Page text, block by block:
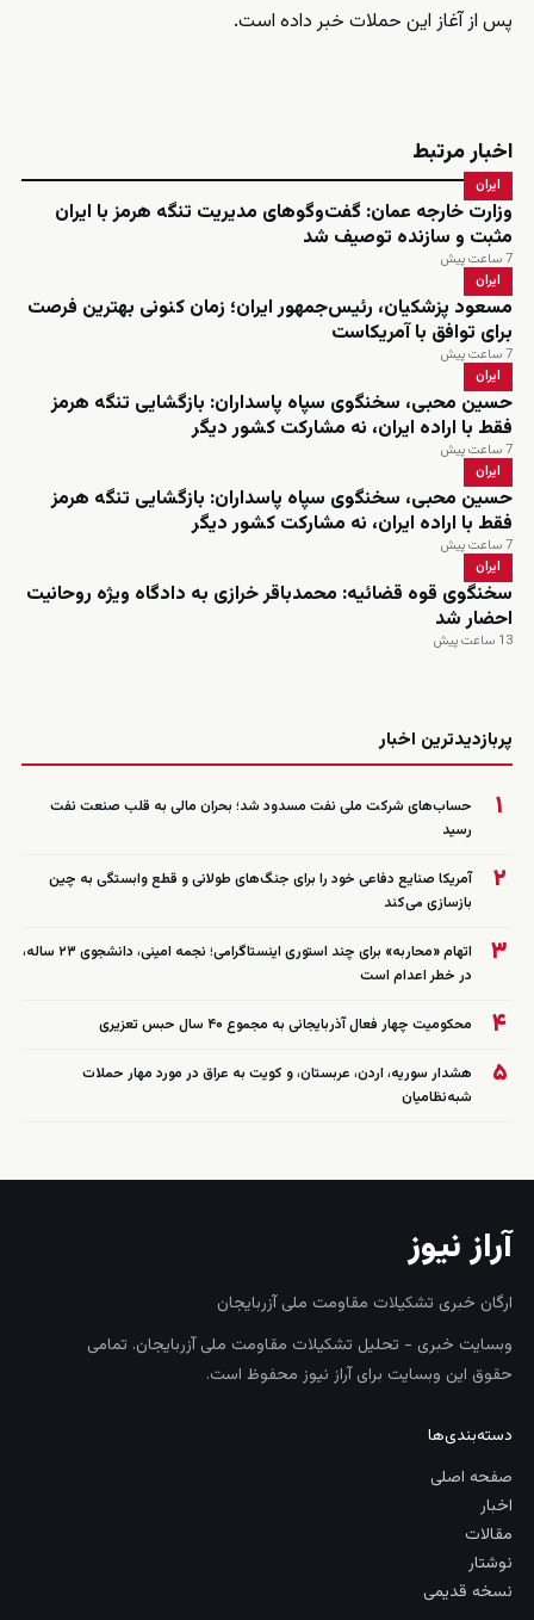
پس از آغاز این حملات خبر داده است.
اخبار مرتبط
ایران
وزارت خارجه عمان: گفت‌وگوهای مدیریت تنگه هرمز با ایران
مثبت و سازنده توصیف شد
7 ساعت پیش
ایران
مسعود پزشکیان، رئیس‌جمهور ایران؛ زمان کنونی بهترین فرصت
برای توافق با آمریکاست
7 ساعت پیش
ایران
حسین محبی، سخنگوی سپاه پاسداران: بازگشایی تنگه هرمز
فقط با اراده ایران، نه مشارکت کشور دیگر
7 ساعت پیش
ایران
حسین محبی، سخنگوی سپاه پاسداران: بازگشایی تنگه هرمز
فقط با اراده ایران، نه مشارکت کشور دیگر
7 ساعت پیش
ایران
سخنگوی قوه قضائیه: محمدباقر خرازی به دادگاه ویژه روحانیت
احضار شد
13 ساعت پیش
پربازدیدترین اخبار
۱
حساب‌های شرکت ملی نفت مسدود شد؛ بحران مالی به قلب صنعت نفت
رسید
۲
آمریکا صنایع دفاعی خود را برای جنگ‌های طولانی و قطع وابستگی به چین
بازسازی می‌کند
۳
اتهام «محاربه» برای چند استوری اینستاگرامی؛ نجمه امینی، دانشجوی ۲۳ ساله،
در خطر اعدام است
۴ محکومیت چهار فعال آذربایجانی به مجموع ۴۰ سال حبس تعزیری
۵
هشدار سوریه، اردن، عربستان، و کویت به عراق در مورد مهار حملات
شبه‌نظامیان
آراز نیوز
ارگان خبری تشکیلات مقاومت ملی آزربایجان
وبسایت خبری - تحلیل تشکیلات مقاومت ملی آزربایجان. تمامی
حقوق این وبسایت برای آراز نیوز محفوظ است.
دسته‌بندی‌ها
صفحه اصلی
اخبار
مقالات
نوشتار
نسخه قدیمی